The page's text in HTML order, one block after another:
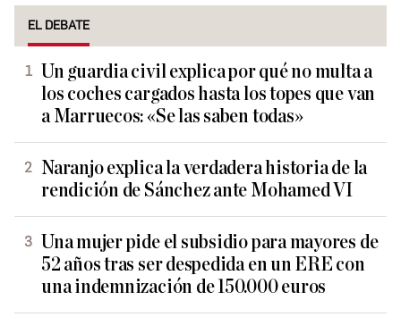
EL DEBATE
Un guardia civil explica por qué no multa a
los coches cargados hasta los topes que van
a Marruecos: «Se las saben todas»
Naranjo explica la verdadera historia de la
rendición de Sánchez ante Mohamed VI
Una mujer pide el subsidio para mayores de
52 años tras ser despedida en un ERE con
una indemnización de 150.000 euros